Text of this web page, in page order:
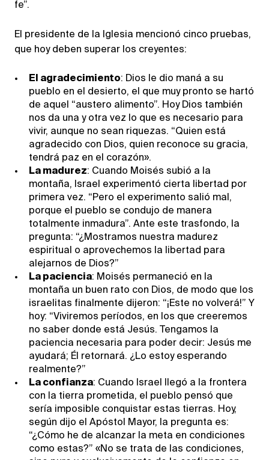
fe”.
El presidente de la Iglesia mencionó cinco pruebas,
que hoy deben superar los creyentes:
El agradecimiento: Dios le dio maná a su
pueblo en el desierto, el que muy pronto se hartó
de aquel “austero alimento”. Hoy Dios también
nos da una y otra vez lo que es necesario para
vivir, aunque no sean riquezas. “Quien está
agradecido con Dios, quien reconoce su gracia,
tendrá paz en el corazón».
La madurez: Cuando Moisés subió a la
montaña, Israel experimentó cierta libertad por
primera vez. “Pero el experimento salió mal,
porque el pueblo se condujo de manera
totalmente inmadura”. Ante este trasfondo, la
pregunta: “¿Mostramos nuestra madurez
espiritual o aprovechemos la libertad para
alejarnos de Dios?”
La paciencia: Moisés permaneció en la
montaña un buen rato con Dios, de modo que los
israelitas finalmente dijeron: “¡Este no volverá!” Y
hoy: “Viviremos períodos, en los que creeremos
no saber donde está Jesús. Tengamos la
paciencia necesaria para poder decir: Jesús me
ayudará; Él retornará. ¿Lo estoy esperando
realmente?”
La confianza: Cuando Israel llegó a la frontera
con la tierra prometida, el pueblo pensó que
sería imposible conquistar estas tierras. Hoy,
según dijo el Apóstol Mayor, la pregunta es:
“¿Cómo he de alcanzar la meta en condiciones
como estas?” «No se trata de las condiciones,